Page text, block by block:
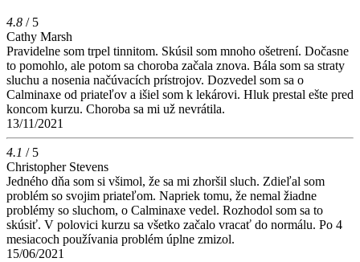
4.8 / 5
Cathy Marsh
Pravidelne som trpel tinnitom. Skúsil som mnoho ošetrení. Dočasne
to pomohlo, ale potom sa choroba začala znova. Bála som sa straty
sluchu a nosenia načúvacích prístrojov. Dozvedel som sa o
Calminaxe od priateľov a išiel som k lekárovi. Hluk prestal ešte pred
koncom kurzu. Choroba sa mi už nevrátila.
13/11/2021
4.1 / 5
Christopher Stevens
Jedného dňa som si všimol, že sa mi zhoršil sluch. Zdieľal som
problém so svojim priateľom. Napriek tomu, že nemal žiadne
problémy so sluchom, o Calminaxe vedel. Rozhodol som sa to
skúsiť. V polovici kurzu sa všetko začalo vracať do normálu. Po 4
mesiacoch používania problém úplne zmizol.
15/06/2021